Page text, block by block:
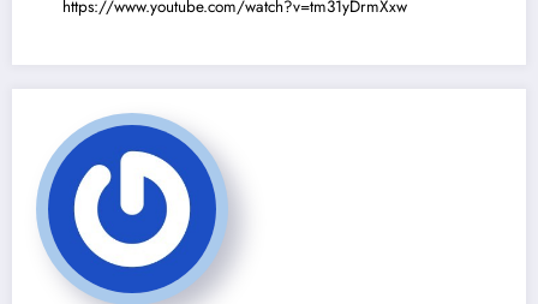
https://www.youtube.com/watch?v=tm31yDrmXxw